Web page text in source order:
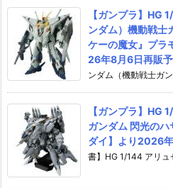
【ガンプラ】HG
ンダム）機動戦士
ケーの魔女』プラ
26年8月6日再販
ンダム（機動戦士ガ
【ガンプラ】HG
ガンダム 閃光の
ダイ】より2026
書】HG 1/144 アリュ